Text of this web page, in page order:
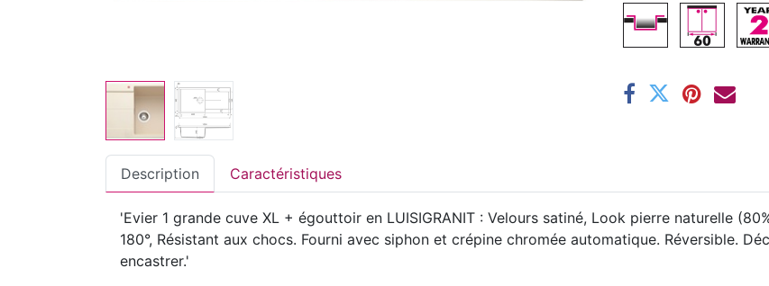
Description Caractéristiques
'Evier 1 grande cuve XL + égouttoir en LUISIGRANIT : Velours satiné, Look pierre naturelle
180°, Résistant aux chocs. Fourni avec siphon et crépine chromée automatique. Réversible.
encastrer.'